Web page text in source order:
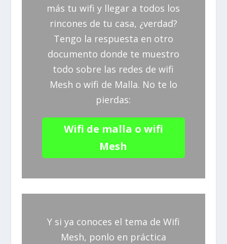
más tu wifi y llegar a todos los
rincones de tu casa, ¿verdad?
Tengo la respuesta en otro
documento donde te muestro
todo sobre las redes de wifi
Mesh o wifi de Malla. No te lo
pierdas:
Wifi de malla o wifi
Mesh
Y si ya conoces el tema de Wifi
Mesh, ponlo en práctica